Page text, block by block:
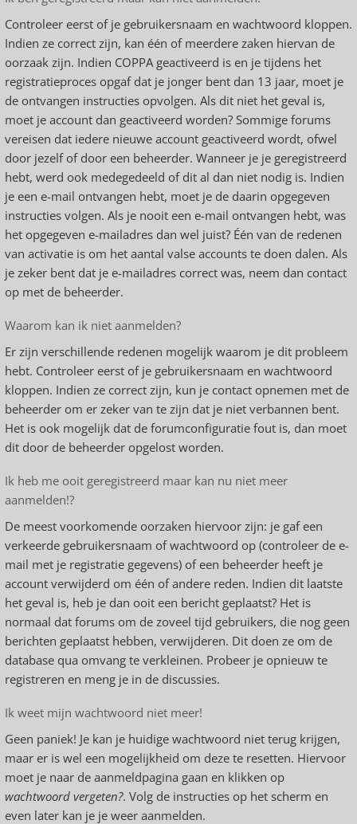
Controleer eerst of je gebruikersnaam en wachtwoord kloppen.
Indien ze correct zijn, kan één of meerdere zaken hiervan de
oorzaak zijn. Indien COPPA geactiveerd is en je tijdens het
registratieproces opgaf dat je jonger bent dan 13 jaar, moet je
de ontvangen instructies opvolgen. Als dit niet het geval is,
moet je account dan geactiveerd worden? Sommige forums
vereisen dat iedere nieuwe account geactiveerd wordt, ofwel
door jezelf of door een beheerder. Wanneer je je geregistreerd
hebt, werd ook medegedeeld of dit al dan niet nodig is. Indien
je een e-mail ontvangen hebt, moet je de daarin opgegeven
instructies volgen. Als je nooit een e-mail ontvangen hebt, was
het opgegeven e-mailadres dan wel juist? Één van de redenen
van activatie is om het aantal valse accounts te doen dalen. Als
je zeker bent dat je e-mailadres correct was, neem dan contact
op met de beheerder.
Waarom kan ik niet aanmelden?
Er zijn verschillende redenen mogelijk waarom je dit probleem
hebt. Controleer eerst of je gebruikersnaam en wachtwoord
kloppen. Indien ze correct zijn, kun je contact opnemen met de
beheerder om er zeker van te zijn dat je niet verbannen bent.
Het is ook mogelijk dat de forumconfiguratie fout is, dan moet
dit door de beheerder opgelost worden.
Ik heb me ooit geregistreerd maar kan nu niet meer
aanmelden!?
De meest voorkomende oorzaken hiervoor zijn: je gaf een
verkeerde gebruikersnaam of wachtwoord op (controleer de e-
mail met je registratie gegevens) of een beheerder heeft je
account verwijderd om één of andere reden. Indien dit laatste
het geval is, heb je dan ooit een bericht geplaatst? Het is
normaal dat forums om de zoveel tijd gebruikers, die nog geen
berichten geplaatst hebben, verwijderen. Dit doen ze om de
database qua omvang te verkleinen. Probeer je opnieuw te
registreren en meng je in de discussies.
Ik weet mijn wachtwoord niet meer!
Geen paniek! Je kan je huidige wachtwoord niet terug krijgen,
maar er is wel een mogelijkheid om deze te resetten. Hiervoor
moet je naar de aanmeldpagina gaan en klikken op
wachtwoord vergeten?. Volg de instructies op het scherm en
even later kan je je weer aanmelden.